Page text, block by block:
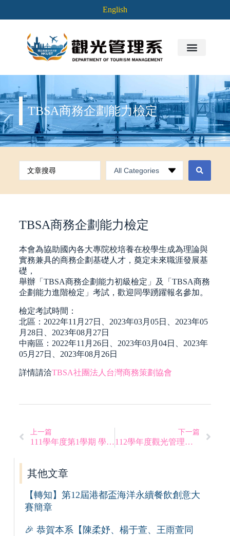
English
TBSA商務企劃能力檢定
TBSA商務企劃能力檢定
本會為協助國內各大專院校培養在校學生成為理論與
實務兼具的商務企劃基礎人才，奠定未來職涯發展基
礎，
舉辦「TBSA商務企劃能力初級檢定」及「TBSA商務
企劃能力進階檢定」考試，歡迎同學踴躍報名參加。
檢定考試時間：
北區：2022年11月27日、2023年03月05日、2023年05
月28日、2023年08月27日
中南區：2022年11月26日、2023年03月04日、2023年
05月27日、2023年08月26日
詳情請洽TBSA社團法人台灣商務策劃協會
上一篇
111學年度第1學期 學生生活助學金 系統開放申請
下一篇
112學年度觀光管理系觀光與餐旅管理碩士班 招生中
其他文章
【轉知】第12屆港都盃海洋永續餐飲創意大
賽簡章
🎉 恭賀本系【陳柔妤、楊于萱、王雨萱同